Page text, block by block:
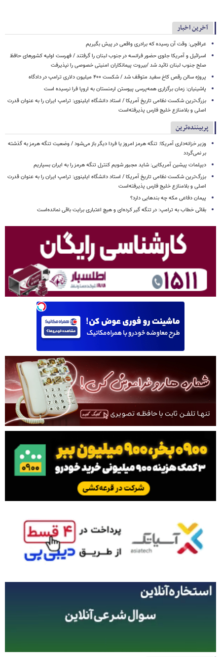
آخرین اخبار
عراقچی: وقت آن رسیده که برادری واقعی در پیش بگیریم
اسرائیل و آمریکا جلوی حضور فرانسه در جنوب لبنان را گرفتند / فهرست اولیه کشورهای حافظ
صلح جنوب لبنان تائید شد /بیروت پیمانکاران امنیتی خصوصی را نپذیرفت
پروژه سالن رقص کاخ سفید متوقف شد / شکست ۴۰۰ میلیون دلاری ترامپ در دادگاه
پاشینیان: زمان برگزاری همه‌پرسی پیوستن ارمنستان به اروپا فرا نرسیده است
بزرگ‌ترین شکست نظامی تاریخ آمریکا / استاد دانشگاه ایلینوی: ترامپ ایران را به عنوان قدرت
اصلی و بلامنازع خلیج فارس پذیرفته‌است
پربیننده‌ترین
وزیر خزانه‌داری آمریکا: تنگه هرمز امروز یا فردا دیگر باز می‌شود / وضعیت تنگه هرمز به گذشته
بر نمی‌گردد
دیپلمات پیشین آمریکایی: شاید مجبور شویم کنترل تنگه هرمز را به ایران بسپاریم
بزرگ‌ترین شکست نظامی تاریخ آمریکا / استاد دانشگاه ایلینوی: ترامپ ایران را به عنوان قدرت
اصلی و بلامنازع خلیج فارس پذیرفته‌است
پیمان دفاعی مکه چه بندهایی دارد؟
بقائی خطاب به ترامپ: در تنگه گیر کرده‌ای و هیچ اعتباری برایت باقی نمانده‌است